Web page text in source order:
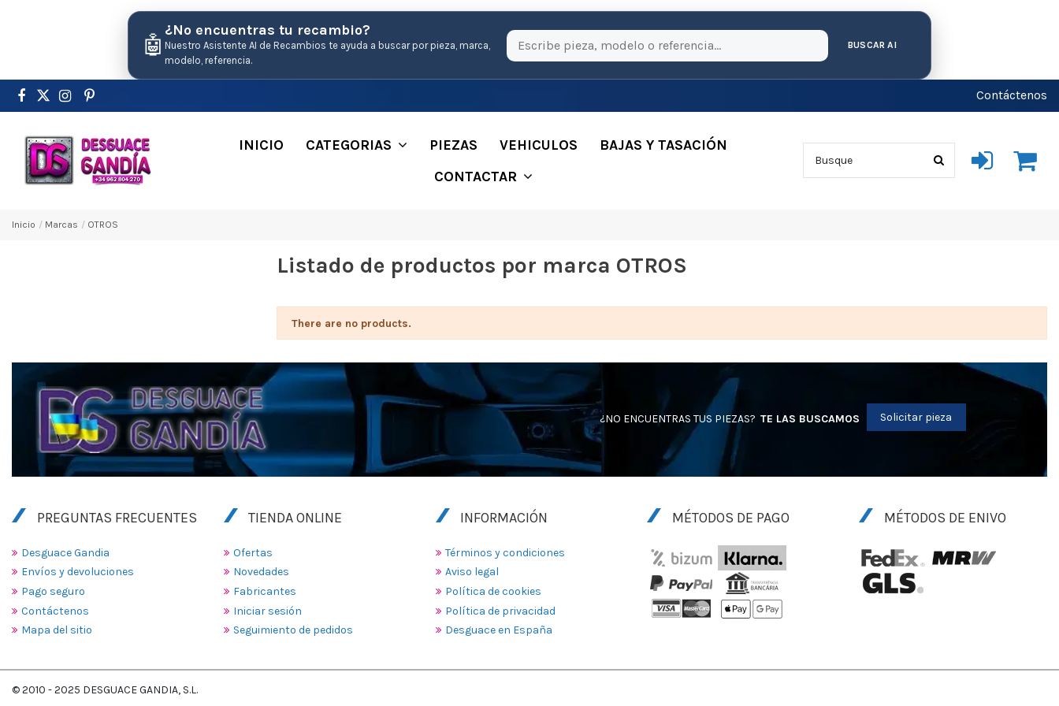
🤖
¿No encuentras tu recambio?
Nuestro Asistente AI de Recambios te ayuda a buscar por pieza, marca,
modelo, referencia.
BUSCAR AI
Contáctenos
INICIO CATEGORIAS PIEZAS VEHICULOS
BAJAS Y TASACIÓN
CONTACTAR
Inicio Marcas OTROS
Listado de productos por marca OTROS
There are no products.
¿NO ENCUENTRAS TUS PIEZAS? TE LAS BUSCAMOS Solicitar pieza
PREGUNTAS FRECUENTES
Desguace Gandia
Envíos y devoluciones
Pago seguro
Contáctenos
Mapa del sitio
TIENDA ONLINE
Ofertas
Novedades
Fabricantes
Iniciar sesión
Seguimiento de pedidos
INFORMACIÓN
Términos y condiciones
Aviso legal
Política de cookies
Política de privacidad
Desguace en España
MÉTODOS DE PAGO MÉTODOS DE ENIVO
© 2010 - 2025 DESGUACE GANDIA, S.L.